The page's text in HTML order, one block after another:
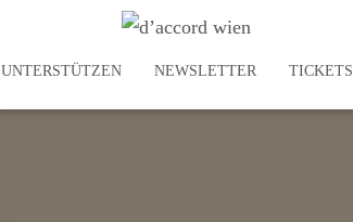
UNTERSTÜTZEN NEWSLETTER TICKETS